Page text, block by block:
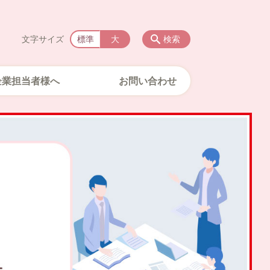
担当者様へ お問い合わせ
検索
文字サイズ 標準 大